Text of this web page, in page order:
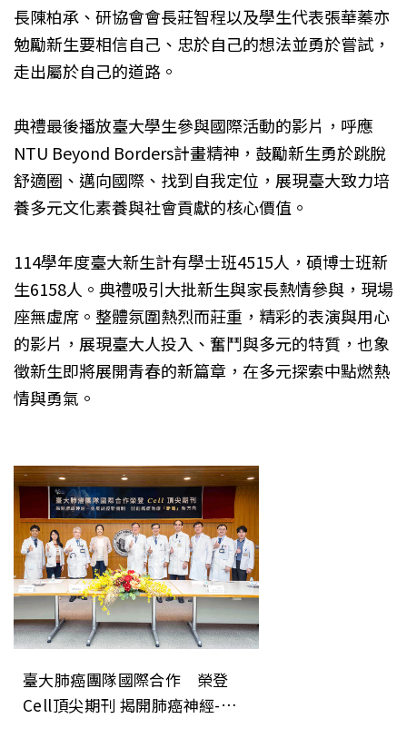
長陳柏承、研協會會長莊智程以及學生代表張華蓁亦
勉勵新生要相信自己、忠於自己的想法並勇於嘗試，
走出屬於自己的道路。
典禮最後播放臺大學生參與國際活動的影片，呼應
NTU Beyond Borders計畫精神，鼓勵新生勇於跳脫
舒適圈、邁向國際、找到自我定位，展現臺大致力培
養多元文化素養與社會貢獻的核心價值。
114學年度臺大新生計有學士班4515人，碩博士班新
生6158人。典禮吸引大批新生與家長熱情參與，現場
座無虛席。整體氛圍熱烈而莊重，精彩的表演與用心
的影片，展現臺大人投入、奮鬥與多元的特質，也象
徵新生即將展開青春的新篇章，在多元探索中點燃熱
情與勇氣。
臺大肺癌團隊國際合作 榮登
Cell頂尖期刊 揭開肺癌神經-免